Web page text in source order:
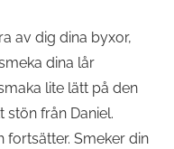
av dig dina byxor,
dina lår
lite lätt på den
stön från Daniel.
Smeker din